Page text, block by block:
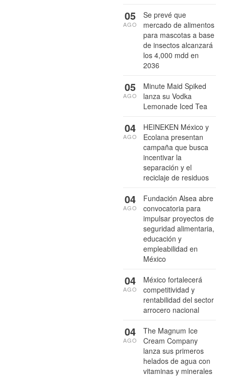
Se prevé que
mercado de alimentos
para mascotas a base
de insectos alcanzará
los 4,000 mdd en
2036
05
AGO
Minute Maid Spiked
lanza su Vodka
Lemonade Iced Tea
05
AGO
HEINEKEN México y
Ecolana presentan
campaña que busca
incentivar la
separación y el
reciclaje de residuos
04
AGO
Fundación Alsea abre
convocatoria para
impulsar proyectos de
seguridad alimentaria,
educación y
empleabilidad en
México
04
AGO
México fortalecerá
competitividad y
rentabilidad del sector
arrocero nacional
04
AGO
The Magnum Ice
Cream Company
lanza sus primeros
helados de agua con
vitaminas y minerales
04
AGO